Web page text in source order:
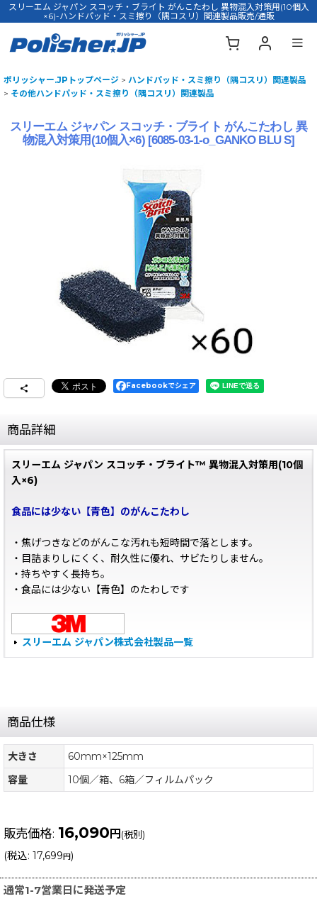
スリーエム ジャパン スコッチ・ブライト がんこたわし 異物混入対策用(10個入
×6)-ハンドパッド・スミ擦り（隅コスリ）関連製品販売/通販
ポリッシャー.JPトップページ > ハンドパッド・スミ擦り（隅コスリ）関連製品
> その他ハンドパッド・スミ擦り（隅コスリ）関連製品
スリーエム ジャパン スコッチ・ブライト がんこたわし 異
物混入対策用(10個入×6) [6085-03-1-o_GANKO BLU S]
Facebookでシェア
商品詳細
スリーエム ジャパン スコッチ・ブライト™ 異物混入対策用(10個
入×6)
食品には少ない【青色】のがんこたわし
・焦げつきなどのがんこな汚れも短時間で落とします。
・目詰まりしにくく、耐久性に優れ、サビたりしません。
・持ちやすく長持ち。
・食品には少ない【青色】のたわしです
スリーエム ジャパン株式会社製品一覧
商品仕様
大きさ
60mm×125mm
容量
10個／箱、6箱／フィルムパック
販売価格: 16,090 円 (税別)
(税込: 17,699円)
通常1-7営業日に発送予定